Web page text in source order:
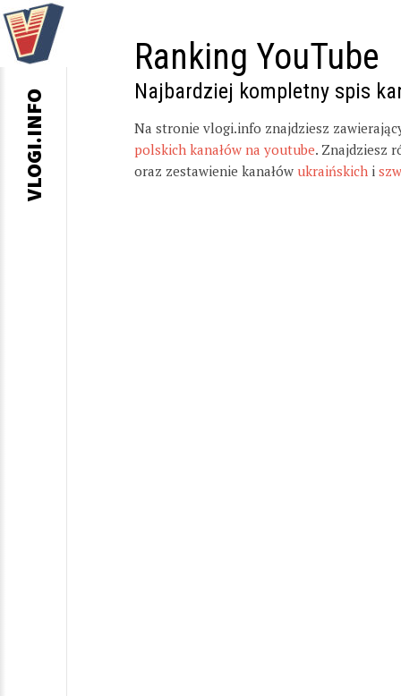
Ranking YouTube
Najbardziej kompletny spis
Na stronie vlogi.info znajdziesz
polskich kanałów na youtube. Znajdziesz
oraz zestawienie kanałów ukraińskich i
VLOGI.INFO